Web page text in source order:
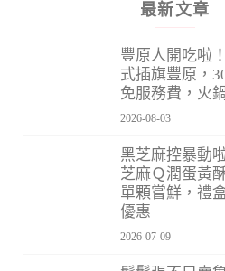
最新文章
豐原人開吃啦
式插旗豐原，
免服務費，火
2026-08-03
黑芝麻控暴動
芝麻Ｑ潤蛋黃
單顆嘗鮮，禮
優惠
2026-07-09